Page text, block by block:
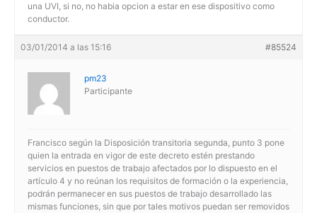
una UVI, si no, no habia opcion a estar en ese dispositivo como
conductor.
03/01/2014 a las 15:16 #85524
pm23
Participante
Francisco según la Disposición transitoria segunda, punto 3 pone
quien la entrada en vigor de este decreto estén prestando
servicios en puestos de trabajo afectados por lo dispuesto en el
artículo 4 y no reúnan los requisitos de formación o la experiencia,
podrán permanecer en sus puestos de trabajo desarrollado las
mismas funciones, sin que por tales motivos puedan ser removidos